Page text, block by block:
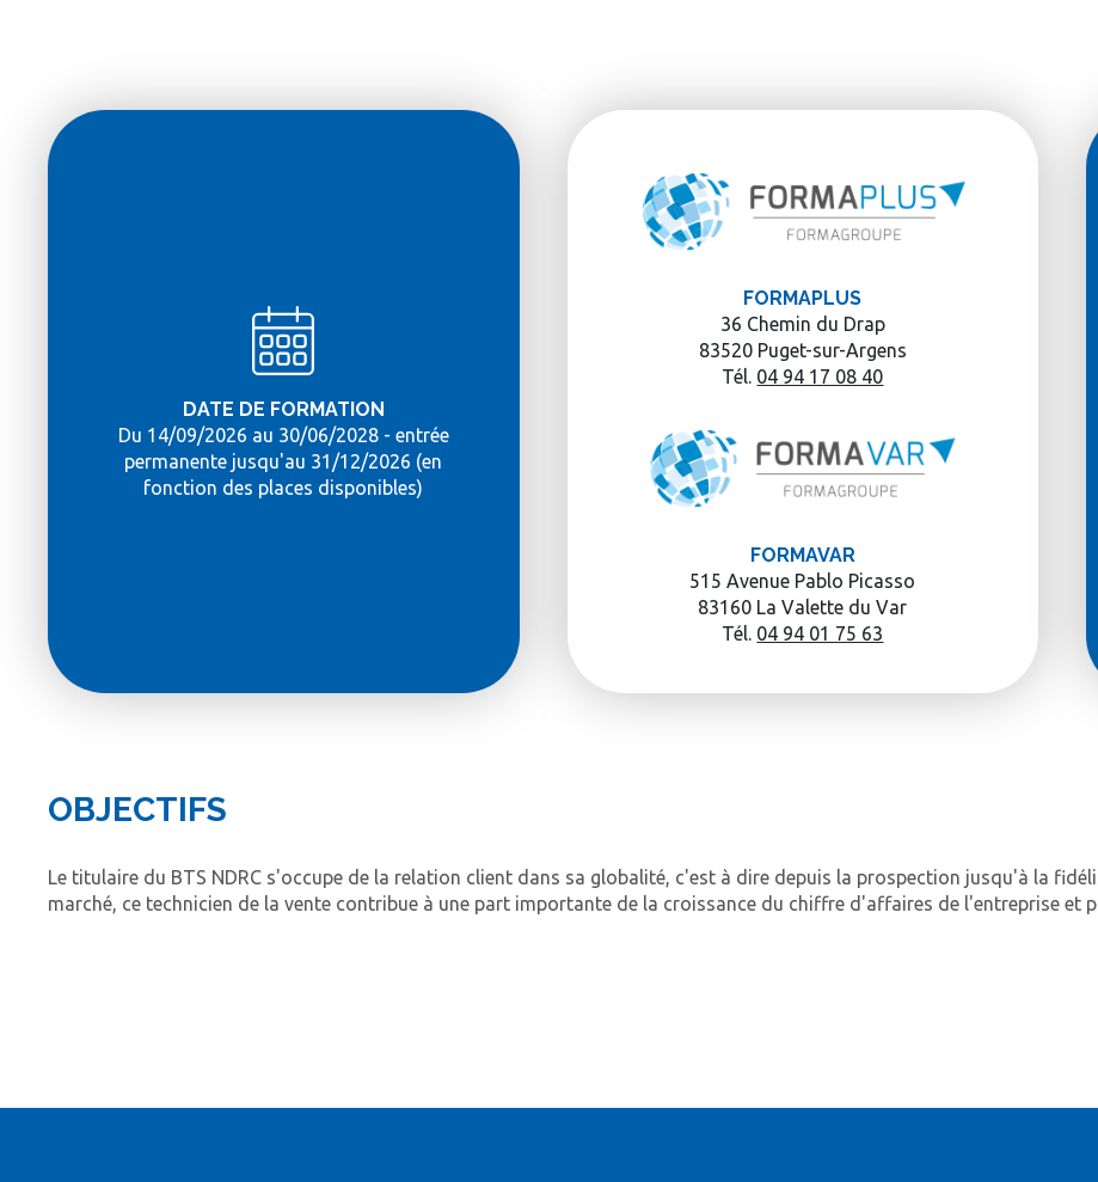
FORMAPLUS
36 Chemin du Drap
83520 Puget-sur-Argens
Tél. 04 94 17 08 40
FORMAVAR
515 Avenue Pablo Picasso
83160 La Valette du Var
Tél. 04 94 01 75 63
DATE DE FORMATION
Du 14/09/2026 au 30/06/2028 - entrée
permanente jusqu'au 31/12/2026 (en
fonction des places disponibles)
OBJECTIFS
Le titulaire du BTS NDRC s'occupe de la relation client dans sa globalité, c'est à dire depuis la prospection jusqu'à la
marché, ce technicien de la vente contribue à une part importante de la croissance du chiffre d'affaires de l'entreprise et